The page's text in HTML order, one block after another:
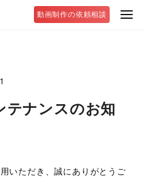
動画制作の依頼相談
ナンスのお知
いただき、誠にありがとうご